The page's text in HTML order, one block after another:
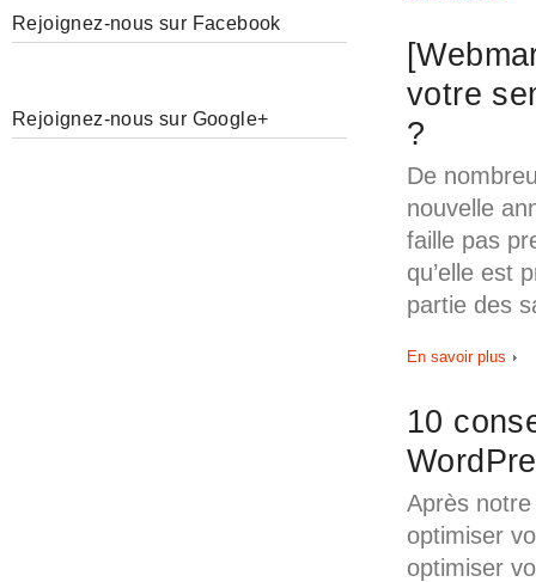
votre
?
De
nouvelle
faille pas
qu’elle est
partie des
En savoir plus
10
Après
optimiser
optimiser
Rejoignez-nous sur Facebook
Rejoignez-nous sur Google+